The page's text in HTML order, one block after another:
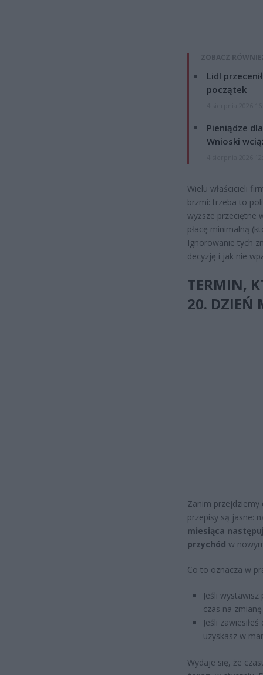
ZOBACZ
Lidl
początek
Pieniądze
Wnioski
Wielu właścicieli
brzmi: trzeba to
wyższe przeciętne
płacę minimalną
Ignorowanie tych
decyzję i jak nie
TERMIN,
20. DZIEŃ
Zanim przejdziemy
przepisy są jasne:
miesiąca
przychód w
Co to oznacza w
Jeśli
czas na
Jeśli
uzyskasz w
Wydaje się, że